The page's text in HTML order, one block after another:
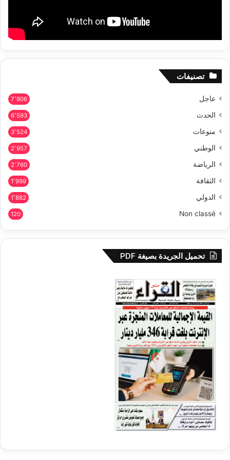
تصنيفات
عاجل 7٬906
الحدث 6٬593
منوعات 3٬524
الوطني 2٬957
الرياضة 2٬760
الثقافة 1٬999
الدولي 1٬882
Non classé
120
تحميل الجريدة بصيغة PDF